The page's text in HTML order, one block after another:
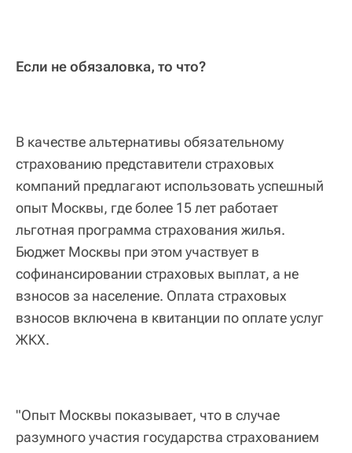
Если не обязаловка, то что?
В качестве альтернативы обязательному
страхованию представители страховых
компаний предлагают использовать успешный
опыт Москвы, где более 15 лет работает
льготная программа страхования жилья.
Бюджет Москвы при этом участвует в
софинансировании страховых выплат, а не
взносов за население. Оплата страховых
взносов включена в квитанции по оплате услуг
ЖКХ.
"Опыт Москвы показывает, что в случае
разумного участия государства страхованием